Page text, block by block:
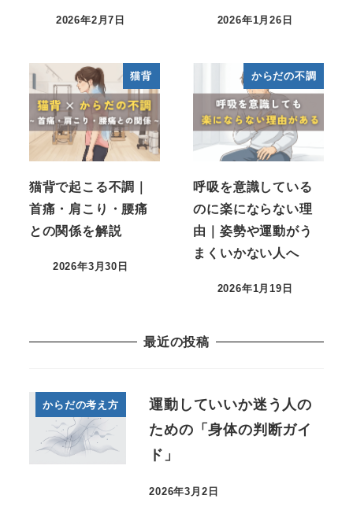
2026年2月7日 2026年1月26日
猫背
猫背で起こる不調｜
首痛・肩こり・腰痛
との関係を解説
2026年3月30日
からだの不調
呼吸を意識している
のに楽にならない理
由｜姿勢や運動がう
まくいかない人へ
2026年1月19日
最近の投稿
からだの考え方
運動していいか迷う人の
ための「身体の判断ガイ
ド」
2026年3月2日